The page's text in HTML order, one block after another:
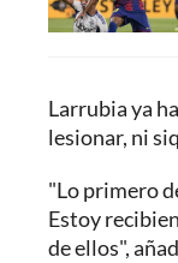
Larrubia ya
lesionar, ni
"Lo primero
Estoy
de ellos",